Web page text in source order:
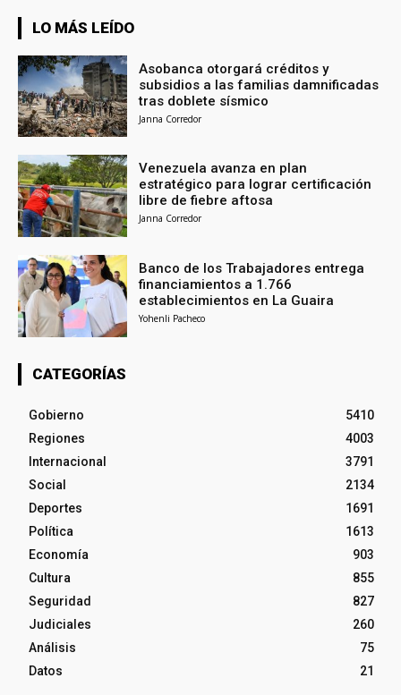
LO MÁS LEÍDO
Asobanca otorgará créditos y
subsidios a las familias damnificadas
tras doblete sísmico
Janna Corredor
Venezuela avanza en plan
estratégico para lograr certificación
libre de fiebre aftosa
Janna Corredor
Banco de los Trabajadores entrega
financiamientos a 1.766
establecimientos en La Guaira
Yohenli Pacheco
CATEGORÍAS
Gobierno
5410
Regiones
4003
Internacional
3791
Social
2134
Deportes
1691
Política
1613
Economía
903
Cultura
855
Seguridad
827
Judiciales
260
Análisis
75
Datos
21